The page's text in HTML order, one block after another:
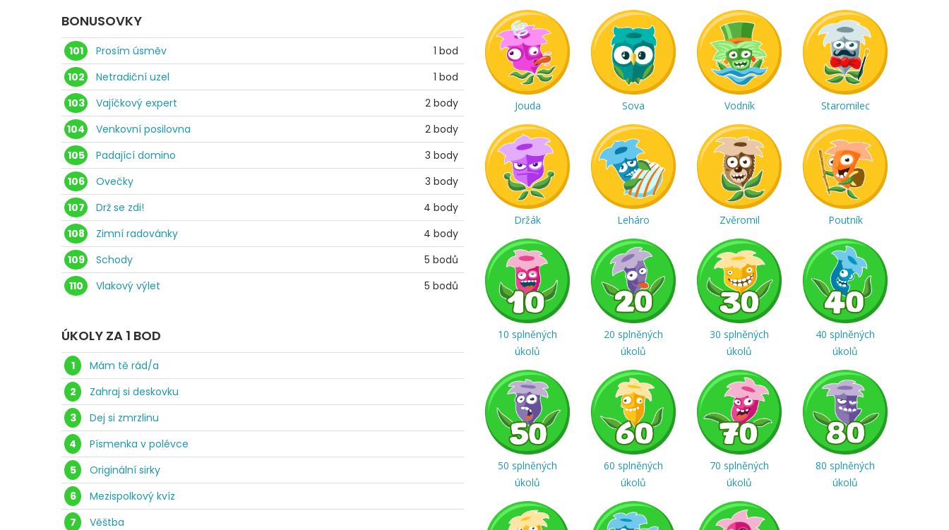
BONUSOVKY
101 Prosím úsměv
1 bod
102
Netradiční uzel
1 bod
103
Vajíčkový expert
2 body
104
Venkovní posilovna
2 body
105
Padající domino
3 body
106
Ovečky
3 body
107
Drž se zdi!
4 body
108
Zimní radovánky
4 body
109
Schody
5 bodů
110
Vlakový výlet 5 bodů
ÚKOLY ZA 1 BOD
1
Mám tě rád/a
2
Zahraj si deskovku
3
Dej si zmrzlinu
4
Písmenka v polévce
5
Originální sirky
6
Mezispolkový kvíz
7
Věštba
Jouda Sova Vodník Staromilec
Držák Leháro Zvěromil Poutník
10 splněných
úkolů
20 splněných
úkolů
30 splněných
úkolů
40 splněných
úkolů
50 splněných
úkolů
60 splněných
úkolů
70 splněných
úkolů
80 splněných
úkolů